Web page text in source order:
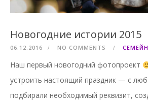
Новогодние истории 2015
06.12.2016 NO COMMENTS
Наш первый новогодний фотопроект
устроить настоящий праздник — с
подбирали необходимый реквизит,